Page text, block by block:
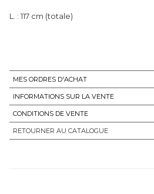
L. : 117 cm (totale)
MES ORDRES D'ACHAT
INFORMATIONS SUR LA VENTE
CONDITIONS DE VENTE
RETOURNER AU CATALOGUE